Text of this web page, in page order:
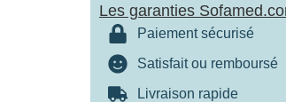
Les garanties
Paiement sécurisé
Satisfait ou remboursé
Livraison rapide